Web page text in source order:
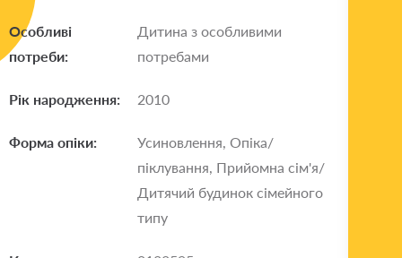
Особливі
потреби:
Дитина з особливими
потребами
Рік народження: 2010
Форма опіки:
Усиновлення, Опіка/
піклування, Прийомна сім'я/
Дитячий будинок сімейного
типу